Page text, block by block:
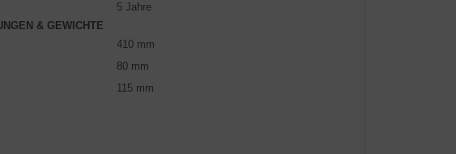
5 Jahre
& GEWICHTE
410 mm
80 mm
115 mm